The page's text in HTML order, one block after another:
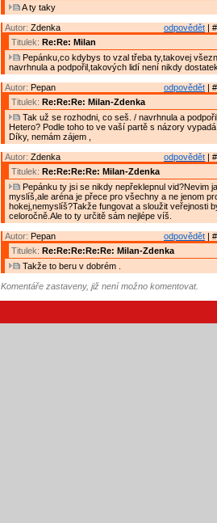
A ty taky
odpovědět |
Autor: Zdenka
Titulek: Re:Re: Milan
Pepánku,co kdybys to vzal třeba ty,takovej
navrhnula a podpořil,takových lidí není nikdy
odpovědět |
Autor: Pepan
Titulek: Re:Re:Re: Milan-Zdenka
Tak už se rozhodni, co seš. / navrhnula a
Hetero? Podle toho to ve vaší partě s názory vypadá
Díky, nemám zájem ,
odpovědět |
Autor: Zdenka
Titulek: Re:Re:Re:Re: Milan-Zdenka
Pepánku ty jsi se nikdy nepřeklepnul vid?Nevim
myslíš,ale aréna je přece pro všechny a ne jenom
hokej,nemyslíš?Takže fungovat a sloužit veřejnosti
celoročně.Ale to ty určitě sám nejlépe víš.
odpovědět |
Autor: Pepan
Titulek: Re:Re:Re:Re:Re: Milan-Zdenka
Takže to beru v dobrém .
Komentáře zastaveny, již není možno komentovat.